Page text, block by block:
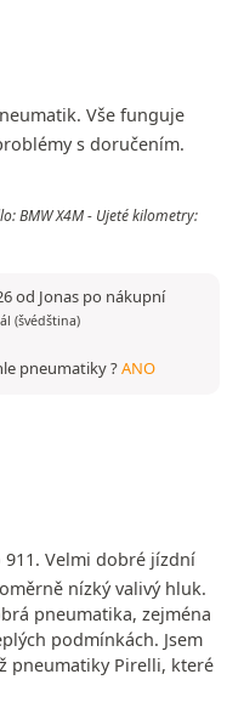
Vše funguje
s doručením.
BMW X4M - Ujeté kilometry:
od Jonas po nákupní
(švédština)
pneumatiky ?ANO
Velmi dobré jízdní
nízký valivý hluk.
pneumatika, zejména
podmínkách. Jsem
pneumatiky Pirelli, které